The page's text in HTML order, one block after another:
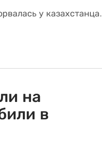
у казахстанца.
на
в